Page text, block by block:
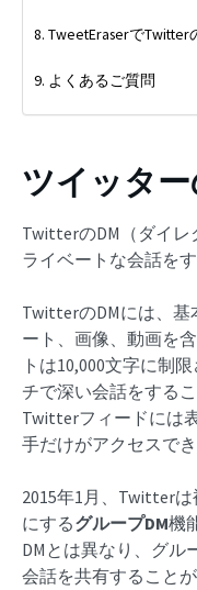
TweetEraserでTwitter
よくあるご質問
ツイッタ
TwitterのDM（ダイレ
ライベートな会話を
TwitterのDMには、基
ート、画像、動画を
トは10,000文字に制
チで深い会話をする
Twitterフィードには
手だけがアクセスでき
2015年1月、Twitter
にするグループDM機
DMとは異なり、グル
会話を共有すること